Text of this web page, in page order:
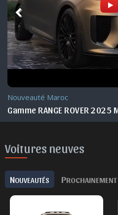
Actu. nationale
RANGE ROVER Experience
Voitures neuves
NOUVEAUTÉS PROCHAINEMENT